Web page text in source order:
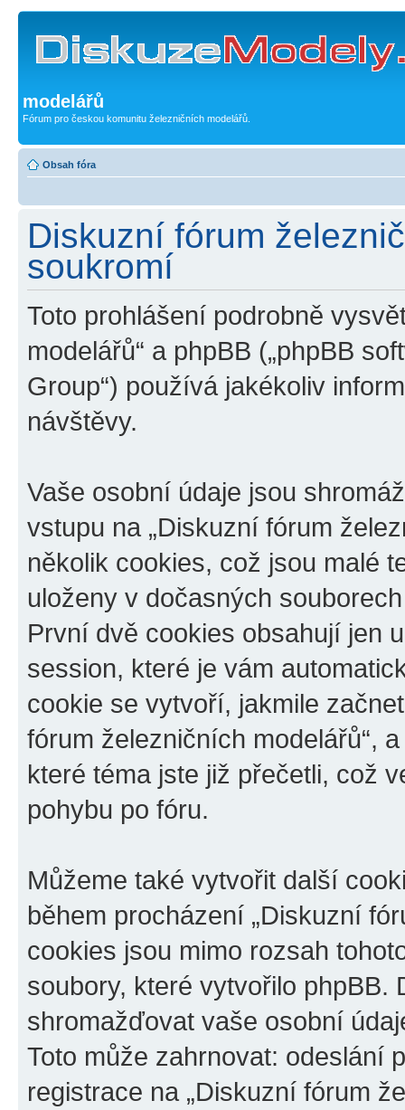
modelářů
Fórum pro českou komunitu železničních modelářů.
Obsah fóra
Diskuzní fórum
soukromí
Toto prohlášení podrobně
modelářů“ a phpBB („phpBB
Group“) používá jakékoliv
návštěvy.
Vaše osobní údaje jsou
vstupu na „Diskuzní fórum
několik cookies, což jsou malé
uloženy v dočasných
První dvě cookies obsahují jen
session, které je vám
cookie se vytvoří, jakmile
fórum železničních modelářů“,
které téma jste již přečetli, což
pohybu po fóru.
Můžeme také vytvořit další
během procházení „Diskuzní
cookies jsou mimo rozsah
soubory, které vytvořilo phpBB.
shromažďovat vaše osobní
Toto může zahrnovat: odeslání
registrace na „Diskuzní fórum